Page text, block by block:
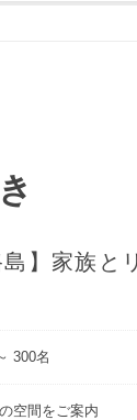
】家族と
300名
空間をご案内